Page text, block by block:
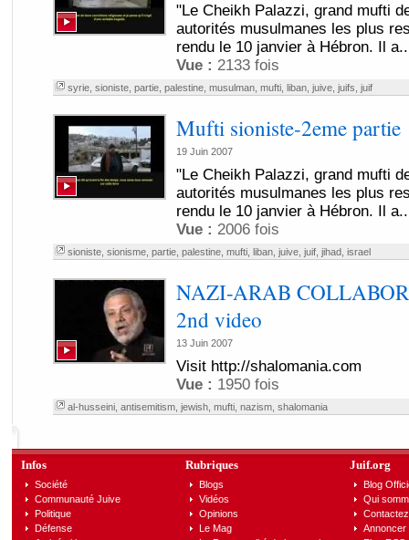
"Le Cheikh Palazzi, grand mufti
autorités musulmanes les plus
rendu le 10 janvier à Hébron. Il
Vue : 2133 fois
syrie, sioniste, partie, palestine, musulman, mufti, liban, juive, juifs juif
Mufti sioniste-2eme partie
19 Juin 2007
"Le Cheikh Palazzi, grand mufti
autorités musulmanes les plus
rendu le 10 janvier à Hébron. Il
Vue : 2006 fois
sioniste, sionisme, partie, palestine, mufti, liban, juive, juif, jihad, israel
NAZI-ARAB
2nd video
13 Juin 2007
Visit http://shalomania.com
Vue : 1950 fois
al-husseini, antisemitism, jewish, mufti, nazism, shalomania
Infos
Société
Communauté Juive
Politique
Défense
Rubriques
Blogs
Vidéos
Opinions
Le Mag
Juif.org
Blog
Qui
Annoncer